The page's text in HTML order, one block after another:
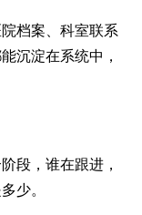
档案、科室联系
沉淀在系统中，
段，谁在跟进，
少。